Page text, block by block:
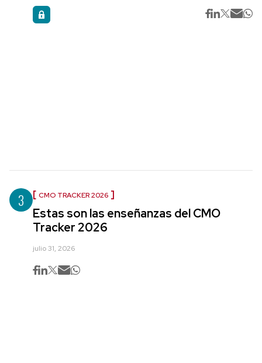
3 CMO TRACKER 2026
Estas son las enseñanzas del CMO
Tracker 2026
julio 31, 2026